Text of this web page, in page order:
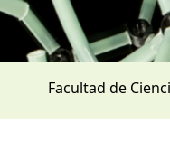
Facultad de